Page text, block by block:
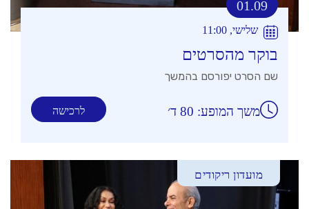
01.09
שלישי, 11:00
בוקר מהסרטים
שם הסרט יפורסם בהמשך
לרכישה משך המופע: 80 ד׳
מועדון ריקודים